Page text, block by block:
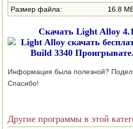
Размер файла:
16.8
Скачать Light Alloy
Информация была полезной?
Спасибо!
Другие программы в этой